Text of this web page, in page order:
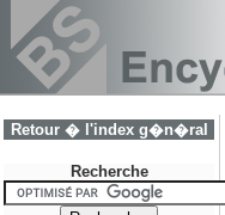
Retour � l'index g�n�ral
Recherche